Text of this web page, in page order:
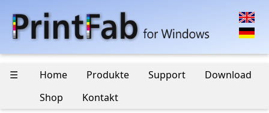
☰ Home Produkte Support
Download
Shop
Kontakt